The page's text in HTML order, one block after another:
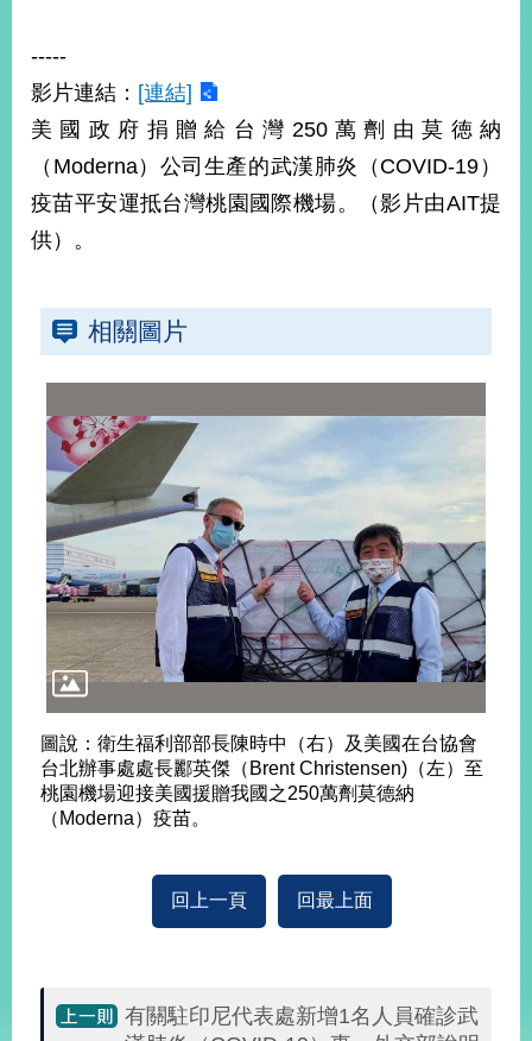
資
訊
公
開
民
本
關
站
部
長
信
箱
粉
絲
專
頁
Instagram
X平台
(原推特)
YouTube
RSS
開
放
-----
影片連結： [連結]
美國政府捐贈給台灣250萬劑由莫徳納
（Moderna）公司生產的武漢肺炎（COVID-19）
疫苗平安運抵台灣桃園國際機場。（影片由AIT提
供）。
相關圖片
圖說：衛生福利部部長陳時中（右）及美國在台協會
台北辦事處處長酈英傑（Brent Christensen)（左）至
桃園機場迎接美國援贈我國之250萬劑莫德納
（Moderna）疫苗。
回上一頁 回最上面
有關駐印尼代表處新增1名人員確診武